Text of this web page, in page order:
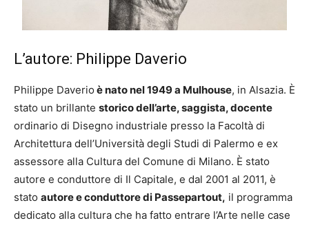
L’autore: Philippe Daverio
Philippe Daverio è nato nel 1949 a Mulhouse, in Alsazia. È
stato un brillante storico dell’arte, saggista, docente
ordinario di Disegno industriale presso la Facoltà di
Architettura dell’Università degli Studi di Palermo e ex
assessore alla Cultura del Comune di Milano. È stato
autore e conduttore di Il Capitale, e dal 2001 al 2011, è
stato autore e conduttore di Passepartout, il programma
dedicato alla cultura che ha fatto entrare l’Arte nelle case